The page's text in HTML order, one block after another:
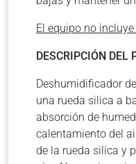
El equipo no incluye
DESCRIPCIÓN DEL
Deshumidificador
una rueda silica a
absorción de
calentamiento del
de la rueda silica y